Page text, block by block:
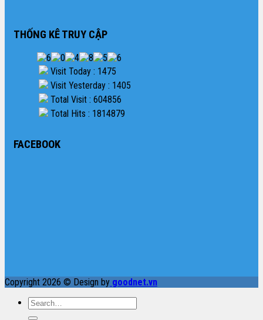
THỐNG KÊ TRUY CẬP
Visit Today : 1475
Visit Yesterday : 1405
Total Visit : 604856
Total Hits : 1814879
FACEBOOK
Copyright 2026 © Design by goodnet.vn
Search